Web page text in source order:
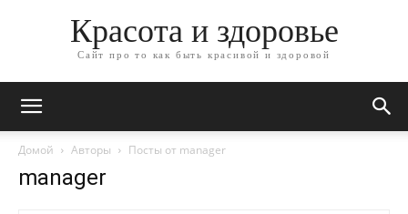
Красота и здоровье
Сайт про то как быть красивой и здоровой
Домой Авторы Посты от manager
manager